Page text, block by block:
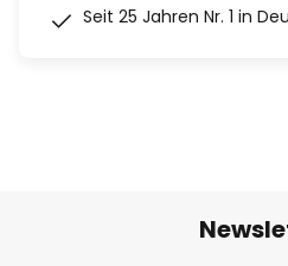
Seit 25 Jahren Nr. 1 in